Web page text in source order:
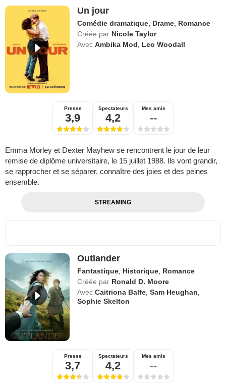
Un jour
Comédie dramatique Drame Romance
Créée par Nicole Taylor
Avec Ambika Mod Leo Woodall
Presse
3,9
Spectateurs
4,2
Mes amis
--
Emma Morley et Dexter Mayhew se rencontrent le jour de leur
remise de diplôme universitaire, le 15 juillet 1988. Ils vont grandir,
se rapprocher et se séparer, connaître des joies et des peines
ensemble.
STREAMING
Outlander
Fantastique Historique Romance
Créée par Ronald D. Moore
Avec Caitriona Balfe ,Sam Heughan
Sophie Skelton
Presse
3,7
Spectateurs
4,2
Mes amis
--